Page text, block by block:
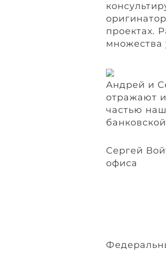
проектах.
множества
Андрей и
отражают
частью
Сергей
офиса